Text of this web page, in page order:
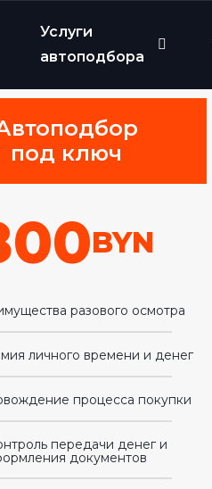
Услуги
автоподбора
под ключ
BYN
разового осмотра
личного времени и денег
процесса покупки
передачи денег и
документов